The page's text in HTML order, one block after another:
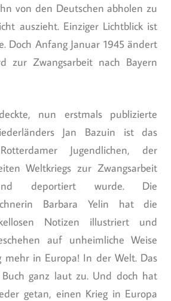
von den Deutschen abholen zu
auszieht. Einziger Lichtblick ist
Doch Anfang Januar 1945 ändert
zur Zwangsarbeit nach Bayern
nun erstmals publizierte
Jan Bazuin ist das
Jugendlichen, der
Weltkriegs zur Zwangsarbeit
deportiert wurde. Die
Barbara Yelin hat die
Notizen illustriert und
auf unheimliche Weise
mehr in Europa! In der Welt. Das
ganz laut zu. Und doch hat
getan, einen Krieg in Europa